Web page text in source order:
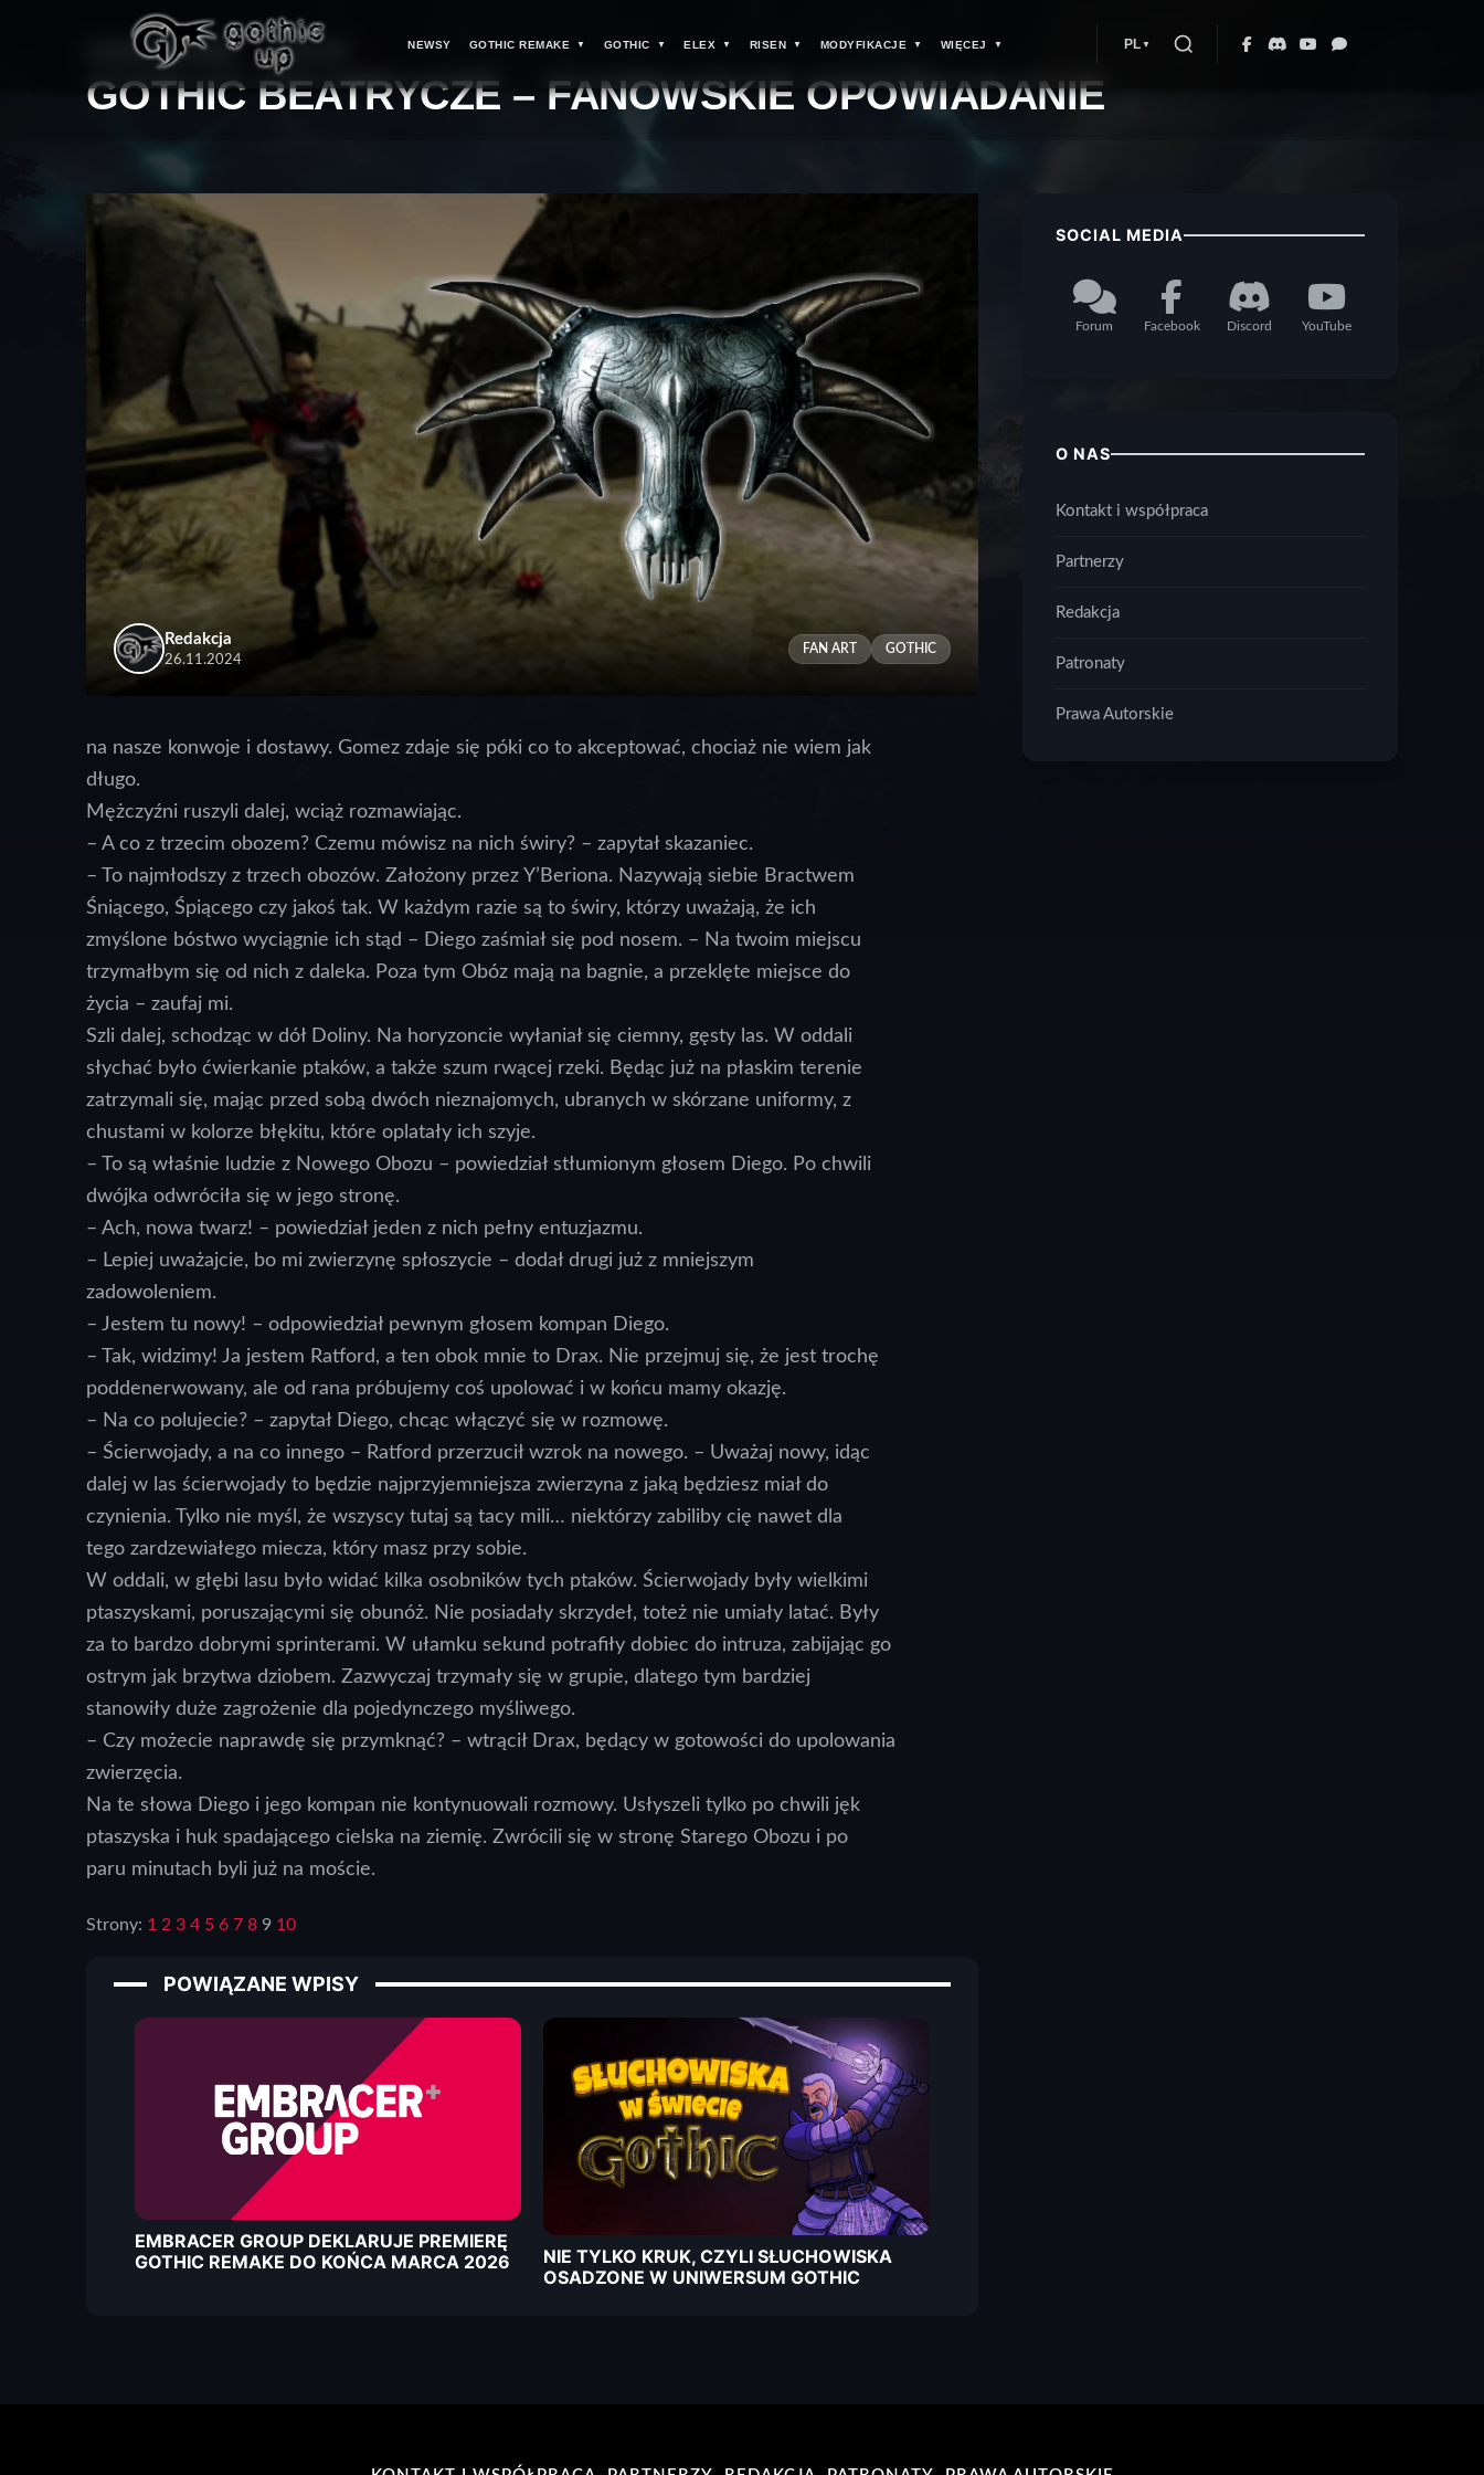
NEWSY GOTHIC REMAKE GOTHIC ELEX RISEN MODYFIKACJE WIĘCEJ PL
STRONA GŁÓWNA > FAN ART
GOTHIC BEATRYCZE – FANOWSKIE OPOWIADANIE
Redakcja
26.11.2024
FAN ART GOTHIC
na nasze konwoje i dostawy. Gomez zdaje się póki co to akceptować, chociaż nie wiem jak
długo.
Mężczyźni ruszyli dalej, wciąż rozmawiając.
– A co z trzecim obozem? Czemu mówisz na nich świry? – zapytał skazaniec.
– To najmłodszy z trzech obozów. Założony przez Y’Beriona. Nazywają siebie Bractwem
Śniącego, Śpiącego czy jakoś tak. W każdym razie są to świry, którzy uważają, że ich
zmyślone bóstwo wyciągnie ich stąd – Diego zaśmiał się pod nosem. – Na twoim miejscu
trzymałbym się od nich z daleka. Poza tym Obóz mają na bagnie, a przeklęte miejsce do
życia – zaufaj mi.
Szli dalej, schodząc w dół Doliny. Na horyzoncie wyłaniał się ciemny, gęsty las. W oddali
słychać było ćwierkanie ptaków, a także szum rwącej rzeki. Będąc już na płaskim terenie
zatrzymali się, mając przed sobą dwóch nieznajomych, ubranych w skórzane uniformy, z
chustami w kolorze błękitu, które oplatały ich szyje.
– To są właśnie ludzie z Nowego Obozu – powiedział stłumionym głosem Diego. Po chwili
dwójka odwróciła się w jego stronę.
– Ach, nowa twarz! – powiedział jeden z nich pełny entuzjazmu.
– Lepiej uważajcie, bo mi zwierzynę spłoszycie – dodał drugi już z mniejszym
zadowoleniem.
– Jestem tu nowy! – odpowiedział pewnym głosem kompan Diego.
– Tak, widzimy! Ja jestem Ratford, a ten obok mnie to Drax. Nie przejmuj się, że jest trochę
poddenerwowany, ale od rana próbujemy coś upolować i w końcu mamy okazję.
– Na co polujecie? – zapytał Diego, chcąc włączyć się w rozmowę.
– Ścierwojady, a na co innego – Ratford przerzucił wzrok na nowego. – Uważaj nowy, idąc
dalej w las ścierwojady to będzie najprzyjemniejsza zwierzyna z jaką będziesz miał do
czynienia. Tylko nie myśl, że wszyscy tutaj są tacy mili… niektórzy zabiliby cię nawet dla
tego zardzewiałego miecza, który masz przy sobie.
W oddali, w głębi lasu było widać kilka osobników tych ptaków. Ścierwojady były wielkimi
ptaszyskami, poruszającymi się obunóż. Nie posiadały skrzydeł, toteż nie umiały latać. Były
za to bardzo dobrymi sprinterami. W ułamku sekund potrafiły dobiec do intruza, zabijając go
ostrym jak brzytwa dziobem. Zazwyczaj trzymały się w grupie, dlatego tym bardziej
stanowiły duże zagrożenie dla pojedynczego myśliwego.
– Czy możecie naprawdę się przymknąć? – wtrącił Drax, będący w gotowości do upolowania
zwierzęcia.
Na te słowa Diego i jego kompan nie kontynuowali rozmowy. Usłyszeli tylko po chwili jęk
ptaszyska i huk spadającego cielska na ziemię. Zwrócili się w stronę Starego Obozu i po
paru minutach byli już na moście.
Strony: 1 2 3 4 5 6 7 8 9 10
POWIĄZANE WPISY
EMBRACER GROUP DEKLARUJE PREMIERĘ
GOTHIC REMAKE DO KOŃCA MARCA 2026
NIE TYLKO KRUK, CZYLI SŁUCHOWISKA
OSADZONE W UNIWERSUM GOTHIC
SOCIAL MEDIA
Forum Facebook Discord YouTube
O NAS
Kontakt i współpraca
Partnerzy
Redakcja
Patronaty
Prawa Autorskie